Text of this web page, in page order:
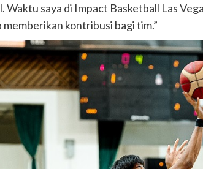
Waktu saya di Impact Basketball Las
memberikan kontribusi bagi tim.”